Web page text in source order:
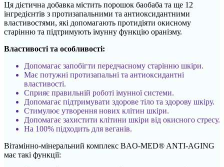
Ця дієтична добавка містить порошок баобаба та ще 12
інгредієнтів з протизапальними та антиоксидантними
властивостями, які допомагають протидіяти окисному
старінню та підтримують імунну функцію оранізму.
Властивості та особливості:
Допомагає запобігти передчасному старінню шкіри.
Має потужні протизапальні та антиоксидантні
властивості.
Сприяє правильній роботі імунної системи.
Допомагає підтримувати здорове тіло та здорову шкіру.
Стимулює утворення нових клітин шкіри.
Допомагає захистити клітини шкіри від окисного стресу.
На 100% підходить для веганів.
Вітамінно-мінеральний комплекс BAO-MED® ANTI-AGING
має такі функції: